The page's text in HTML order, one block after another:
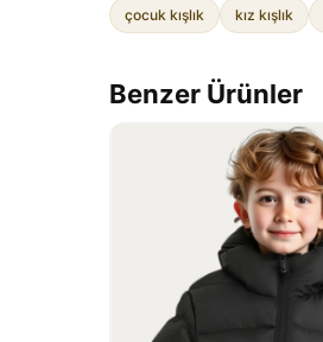
çocuk kışlık kız kışlık
Benzer Ürünler